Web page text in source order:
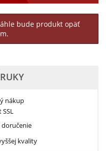
bude produkt opäť
nákup
kvality